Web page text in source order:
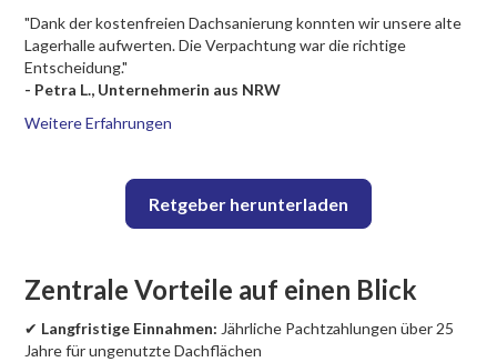
"Dank der kostenfreien Dachsanierung konnten wir unsere alte
Lagerhalle aufwerten. Die Verpachtung war die richtige
Entscheidung."
- Petra L., Unternehmerin aus NRW
Weitere Erfahrungen
Retgeber herunterladen
Zentrale Vorteile auf einen Blick
✔ Langfristige Einnahmen: Jährliche Pachtzahlungen über 25
Jahre für ungenutzte Dachflächen